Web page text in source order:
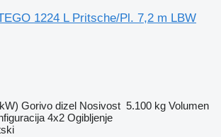
1224 L Pritsche/Pl. 7,2 m LBW
Gorivo dizel Nosivost 5.100 kg Volumen
4x2 Ogibljenje